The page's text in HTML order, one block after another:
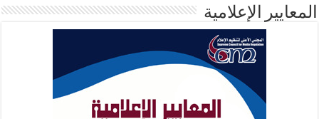
المعايير الإعلامية